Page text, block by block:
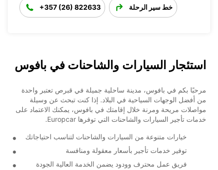
+357 (26) 822633 خط سير الرحلة
استئجار السيارات والشاحنات في بافوس
مرحبًا بكم في بافوس، مدينة ساحلية جميلة في قبرص تعتبر واحدة
من أفضل الوجهات السياحية في البلاد. إذا كنت تبحث عن وسيلة
مواصلات مريحة ومرنة خلال إقامتك في بافوس، يمكنك الاعتماد على
خدمات تأجير السيارات والشاحنات التي توفرها Europcar.
خيارات متنوعة من السيارات والشاحنات لتناسب احتياجاتك
توفير خدمات تأجير بأسعار معقولة ومنافسة
فريق عمل محترف وودود يضمن الخدمة العالية الجودة